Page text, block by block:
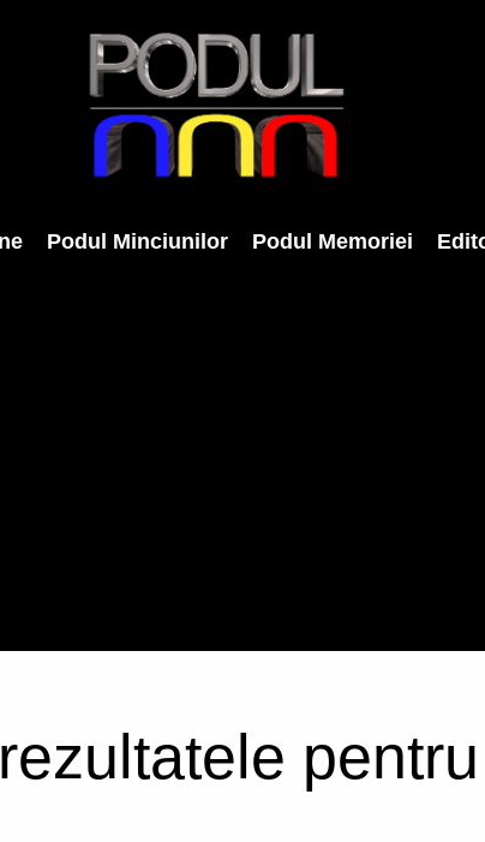
Podul Minciunilor Podul Memoriei
pentru